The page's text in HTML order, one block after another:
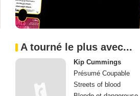
A tourné le plus avec...
Kip Cummings
Présumé Coupable
Streets of blood